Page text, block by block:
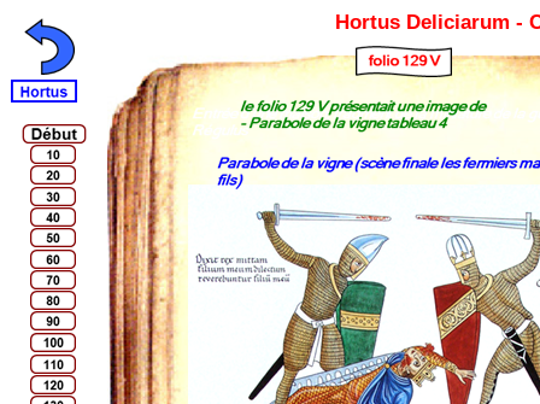
Hortus Deliciarum -